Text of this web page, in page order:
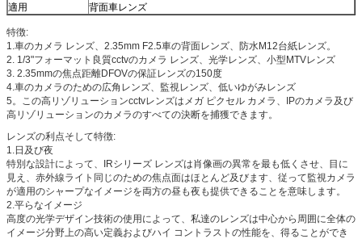
適用
背面車レンズ
特徴:
1.車のカメラ レンズ、2.35mm F2.5車の背面レンズ、防水M12台紙レンズ。
2. 1/3"フォーマット良質cctvのカメラ レンズ、光学レンズ、小型MTVレンズ
3. 2.35mmの焦点距離DFOVの保証レンズの150度
4.車のカメラのための広角レンズ、監視レンズ、低いゆがみレンズ
5。この高リゾリューションcctvレンズはメガ ピクセル カメラ、IPのカメラ及び
高リゾリューションのカメラのすべての決断を捕獲できます。
レンズの利点そして特徴:
1.日及び夜
特別な設計によって、IRシリーズ レンズは肖像画の異常を最も低くさせ、目に
見え、赤外線ライト同じのための焦点面はほとんど及びます、従って監視カメラ
が適用のシャープなイメージを両方の昼も夜も提供できることを意味します。
2.平らなイメージ
高度の光学デザイン技術の使用によって、私達のレンズは中心から周囲に全体の
イメージ分野上の高い定義およびハイ コントラストの性能を、得ることができ